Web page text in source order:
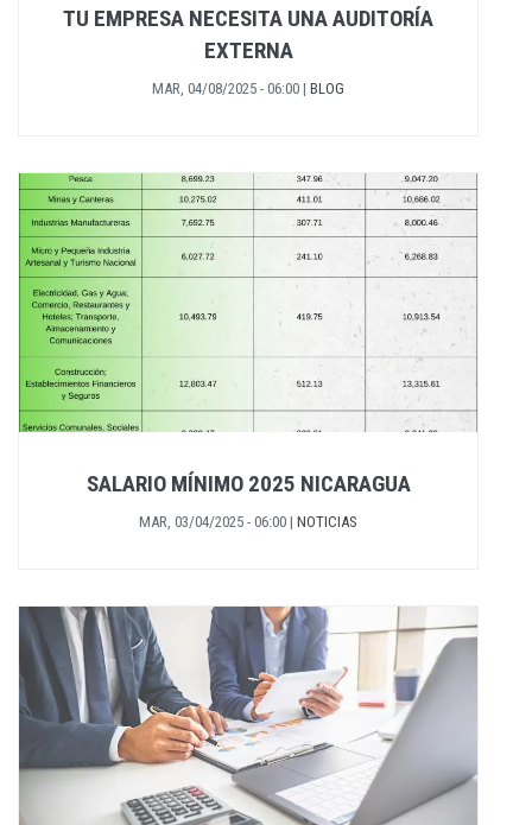
TU EMPRESA NECESITA UNA AUDITORÍA
EXTERNA
MAR, 04/08/2025 - 06:00 | BLOG
SALARIO MÍNIMO 2025 NICARAGUA
MAR, 03/04/2025 - 06:00 | NOTICIAS